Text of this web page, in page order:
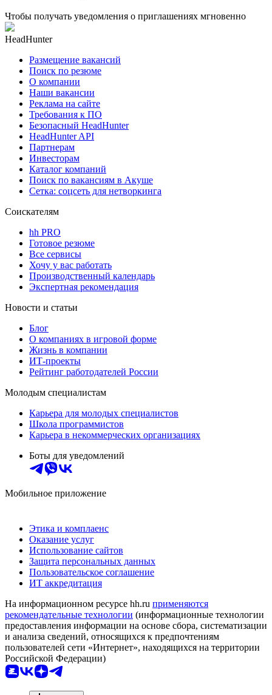
Чтобы получать уведомления о приглашениях мгновенно
HeadHunter
Размещение вакансий
Поиск по резюме
О компании
Наши вакансии
Реклама на сайте
Требования к ПО
Безопасный HeadHunter
HeadHunter API
Партнерам
Инвесторам
Каталог компаний
Поиск по вакансиям в Акуше
Сетка: соцсеть для нетворкинга
Соискателям
hh PRO
Готовое резюме
Все сервисы
Хочу у вас работать
Производственный календарь
Экспертная рекомендация
Новости и статьи
Блог
О компаниях в игровой форме
Жизнь в компании
ИТ-проекты
Рейтинг работодателей России
Молодым специалистам
Карьера для молодых специалистов
Школа программистов
Карьера в некоммерческих организациях
Боты для уведомлений
Мобильное приложение
Этика и комплаенс
Оказание услуг
Использование сайтов
Защита персональных данных
Пользовательское соглашение
ИТ аккредитация
На информационном ресурсе hh.ru применяются
рекомендательные технологии (информационные технологии
предоставления информации на основе сбора, систематизации
и анализа сведений, относящихся к предпочтениям
пользователей сети «Интернет», находящихся на территории
Российской Федерации)